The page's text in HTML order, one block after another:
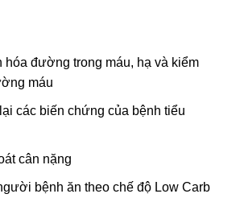
hóa đường trong máu, hạ và kiểm
máu
các biến chứng của bệnh tiểu
cân nặng
bệnh ăn theo chế độ Low Carb